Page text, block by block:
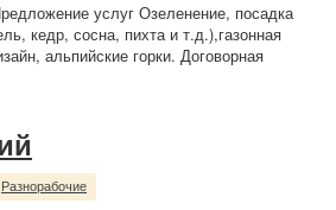
услуг Озеленение, посадка
кедр, сосна, пихта и т.д.),газонная
альпийские горки. Договорная
Разнорабочие